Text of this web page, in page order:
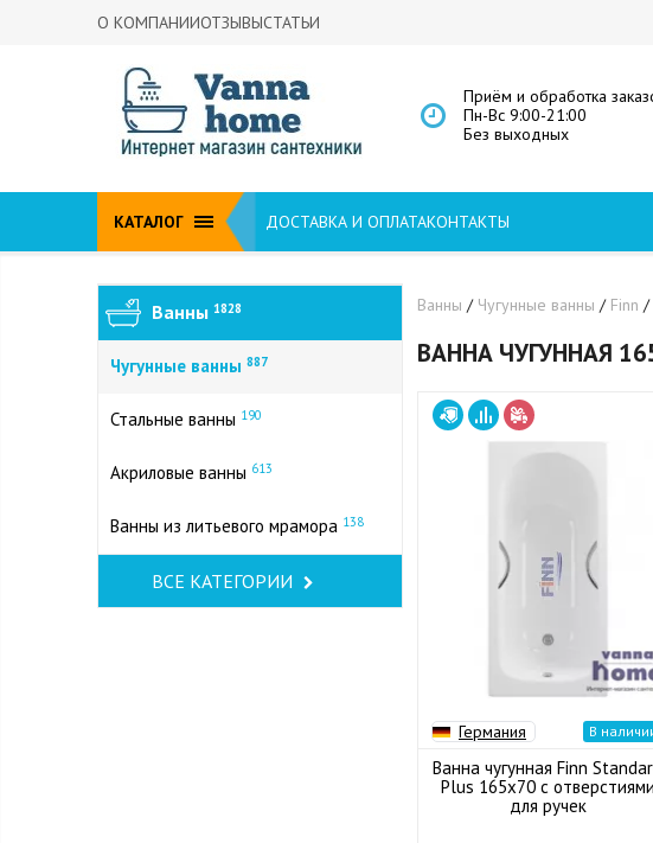
О КОМПАНИИОТЗЫВЫСТАТЬИ
Приём и обработка
Пн-Вс 9:00-21:00
Без выходных
КАТАЛОГ ДОСТАВКА И ОПЛАТАКОНТАКТЫ
Ванны 1828
Чугунные ванны 887
Стальные ванны 190
Акриловые ванны 613
Ванны из литьевого мрамора 138
ВСЕ КАТЕГОРИИ
Ванны / Чугунные ванны / Finn /
ВАННА ЧУГУННАЯ
Германия В
Ванна чугунная Finn
Plus 165x70 с отверстиями
для ручек